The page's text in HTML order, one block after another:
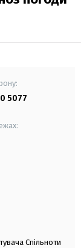
5077
Спільноти